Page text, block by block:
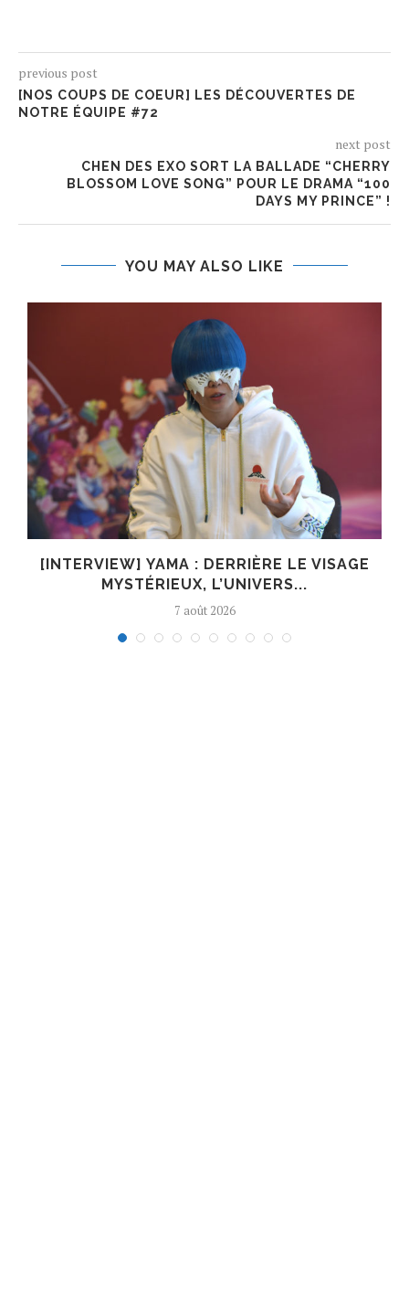
previous post
[NOS COUPS DE COEUR] LES DÉCOUVERTES DE
NOTRE ÉQUIPE #72
next post
CHEN DES EXO SORT LA BALLADE “CHERRY
BLOSSOM LOVE SONG” POUR LE DRAMA “100
DAYS MY PRINCE” !
YOU MAY ALSO LIKE
[INTERVIEW] YAMA : DERRIÈRE LE VISAGE
MYSTÉRIEUX, L’UNIVERS...
7 août 2026